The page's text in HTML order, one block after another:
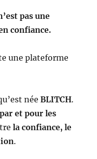
pas une
confiance.
une plateforme
néeBLITCH.
par et pour les
la confiance, le
.